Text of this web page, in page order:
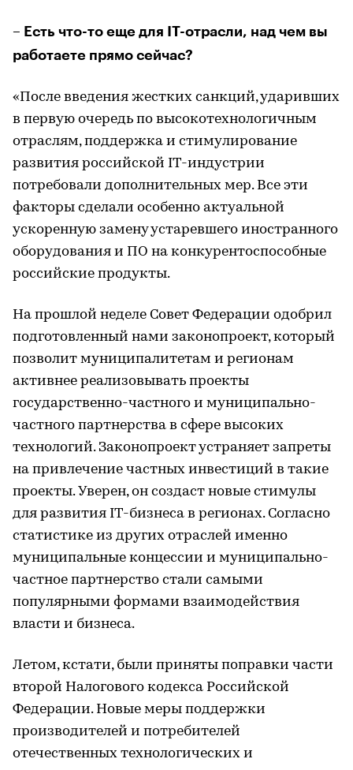
– Есть что-то еще для IT-отрасли, над чем вы
работаете прямо сейчас?
«После введения жестких санкций, ударивших
в первую очередь по высокотехнологичным
отраслям, поддержка и стимулирование
развития российской IT-индустрии
потребовали дополнительных мер. Все эти
факторы сделали особенно актуальной
ускоренную замену устаревшего иностранного
оборудования и ПО на конкурентоспособные
российские продукты.
На прошлой неделе Совет Федерации одобрил
подготовленный нами законопроект, который
позволит муниципалитетам и регионам
активнее реализовывать проекты
государственно-частного и муниципально-
частного партнерства в сфере высоких
технологий. Законопроект устраняет запреты
на привлечение частных инвестиций в такие
проекты. Уверен, он создаст новые стимулы
для развития IT-бизнеса в регионах. Согласно
статистике из других отраслей именно
муниципальные концессии и муниципально-
частное партнерство стали самыми
популярными формами взаимодействия
власти и бизнеса.
Летом, кстати, были приняты поправки части
второй Налогового кодекса Российской
Федерации. Новые меры поддержки
производителей и потребителей
отечественных технологических и